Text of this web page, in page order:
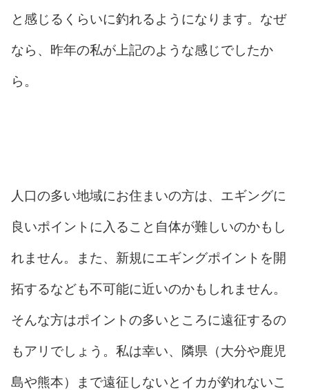
と感じるくらいに釣れるようになります。なぜ
なら、昨年の私が上記のような感じでしたか
ら。
人口の多い地域にお住まいの方は、エギングに
良いポイントに入ること自体が難しいのかもし
れません。また、新規にエギングポイントを開
拓するなども不可能に近いのかもしれません。
そんな方はポイントの多いところに遠征するの
もアリでしょう。私は幸い、隣県（大分や鹿児
島や熊本）まで遠征しないとイカが釣れないこ